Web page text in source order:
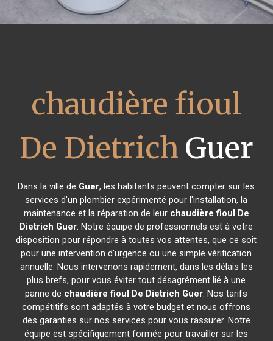
chaudière fioul
De Dietrich Guer
Dans la ville de Guer, les habitants peuvent compter sur les
services d'un plombier expérimenté pour l'installation, la
maintenance et la réparation de leur chaudière fioul De
Dietrich Guer. Notre équipe de professionnels est à votre
disposition pour répondre à toutes vos attentes, que ce soit
pour une intervention d'urgence ou une simple vérification
annuelle. Nous intervenons rapidement, dans les délais les
plus brefs, pour vous éviter tout désagrément lié à une
panne de chaudière fioul De Dietrich Guer. Nos tarifs
compétitifs sont adaptés à votre budget et nous offrons
des garanties sur nos services pour vous rassurer. Notre
équipe est spécifiquement formée pour travailler sur les